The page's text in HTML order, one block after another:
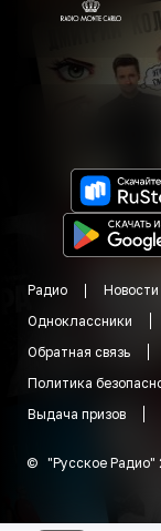
Радио Новости
Одноклассники
Обратная связь
Политика
Выдача призов
© "Русское Радио"